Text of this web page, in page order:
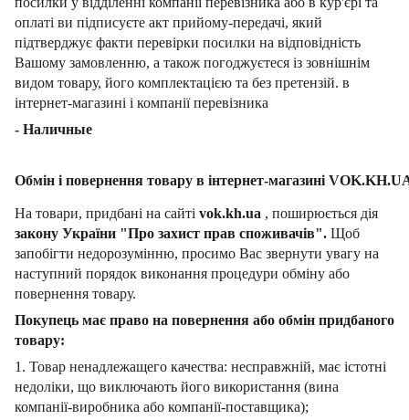
оплаті ви підписуєте акт прийому-передачі, який
підтверджує факти перевірки посилки на відповідність
Вашому замовленню, а також погоджуєтеся із зовнішнім
видом товару, його комплектацією та без претензій. в
інтернет-магазині і компанії перевізника
- Наличные
Обмін і повернення товару в інтернет-магазині
На товари, придбані на сайті vok.kh.ua , поширюється дія
закону України "Про захист прав споживачів". Щоб
запобігти недорозумінню, просимо Вас звернути увагу на
наступний порядок виконання процедури обміну або
повернення товару.
Покупець має право на повернення або обмін придбаного
товару:
1. Товар ненадлежащего качества: несправжній, має істотні
недоліки, що виключають його використання (вина
компанії-виробника або компанії-поставщика);